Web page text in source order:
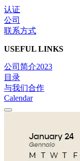
认证
公司
联系方式
USEFUL LINKS
公司简介2023
目录
与我们合作
Calendar